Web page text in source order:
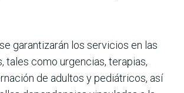
garantizarán los servicios en las
tales como urgencias, terapias,
de adultos y pediátricos, así